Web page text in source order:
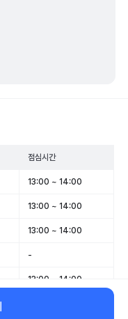
점심시간
13:00 ~ 14:00
13:00 ~ 14:00
13:00 ~ 14:00
-
13:00 ~ 14:00